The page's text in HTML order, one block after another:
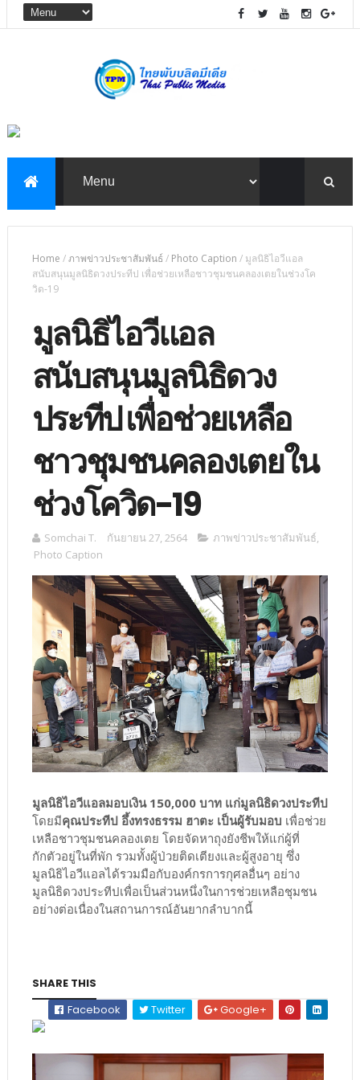
Home /ภาพข่าวประชาสัมพันธ์ / Photo Caption / มูลนิธิไอวีแอล
สนับสนุนมูลนิธิดวงประทีป เพื่อช่วยเหลือชาวชุมชนคลองเตยในช่วงโค
วิด-19
มูลนิธิไอวีแอล
สนับสนุนมูลนิธิดวง
ประทีป เพื่อช่วยเหลือ
ชาวชุมชนคลองเตยใน
ช่วงโควิด-19
Somchai T. กันยายน 27, 2564 ภาพข่าวประชาสัมพันธ์,
Photo Caption
มูลนิธิไอวีแอลมอบเงิน 150,000 บาท แก่มูลนิธิดวงประทีป
โดยมีคุณประทีป อึ้งทรงธรรม ฮาตะ เป็นผู้รับมอบ เพื่อช่วย
เหลือชาวชุมชนคลองเตย โดยจัดหาถุงยังชีพให้แก่ผู้ที่
กักตัวอยู่ในที่พัก รวมทั้งผู้ป่วยติดเตียงและผู้สูงอายุ ซึ่ง
มูลนิธิไอวีแอลได้รวมมือกับองค์กรการกุศลอื่นๆ อย่าง
มูลนิธิดวงประทีปเพื่อเป็นส่วนหนึ่งในการช่วยเหลือชุมชน
อย่างต่อเนื่องในสถานการณ์อันยากลำบากนี้
SHARE THIS
Facebook
Twitter Google+